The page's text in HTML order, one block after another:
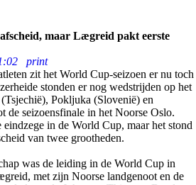
maar Lægreid pakt eerste
print
zit het World Cup-seizoen er nu toch
stonden er nog wedstrijden op het
Pokljuka (Slovenië) en
de seizoensfinale in het Noorse Oslo.
in de World Cup, maar het stond
van twee grootheden.
was de leiding in de World Cup in
met zijn Noorse landgenoot en de